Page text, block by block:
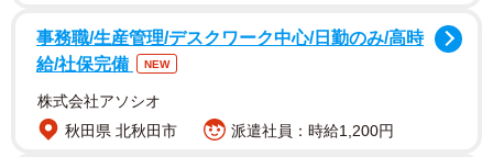
そんなAさんが10代の頃から夢見ていたのが、いわゆる
事務職/生産管理/デスクワーク中心/日勤のみ/高時
給/社保完備
NEW
株式会社アソシオ
秋田県 北秋田市
派遣社員：時給1,200円